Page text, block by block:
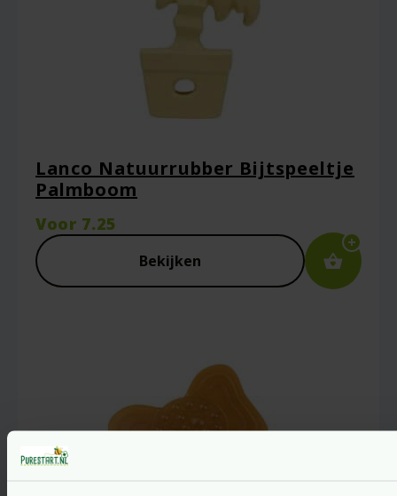
Captcha
Lanco Natuurrubber Bijtspeeltje
Palmboom
Voor 7.25
Bekijken